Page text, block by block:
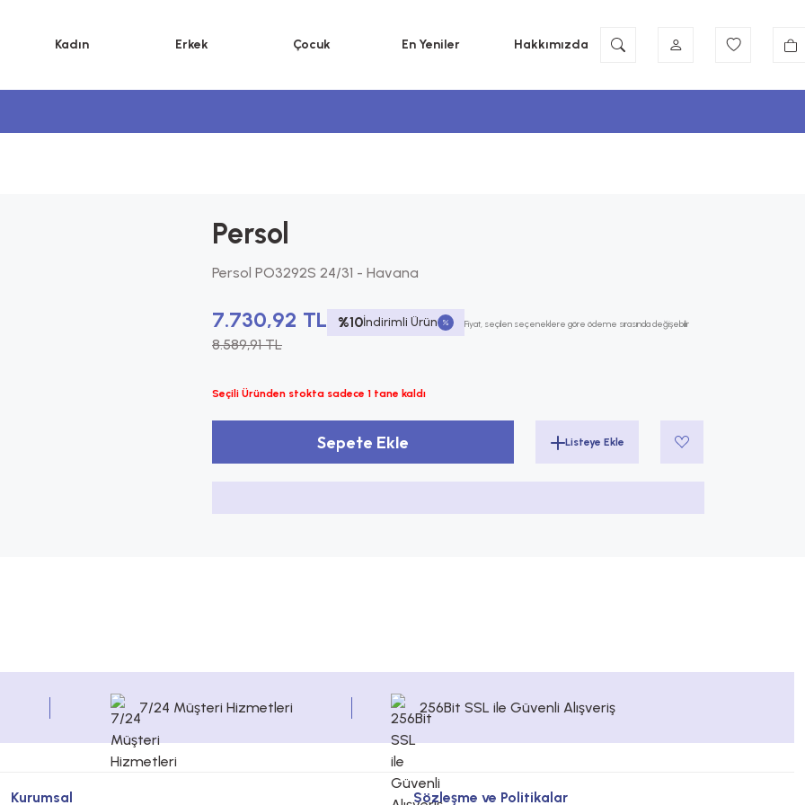
Kadın Erkek Çocuk En Yeniler Hakkımızda
Persol
Persol PO3292S 24/31 - Havana
7.730,92 TL
8.589,91 TL
%10İndirimli Ürün Fiyat, seçilen seçeneklere göre ödeme sırasında değişebilir
Seçili Üründen stokta sadece 1 tane kaldı
Sepete Ekle
7/24 Müşteri Hizmetleri 256Bit SSL ile Güvenli Alışveriş
Kurumsal Sözleşme ve Politikalar